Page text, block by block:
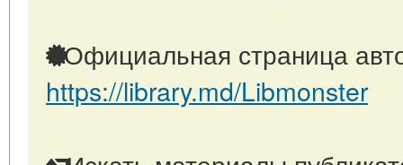
Официальная страница
https://library.md/Libmonster